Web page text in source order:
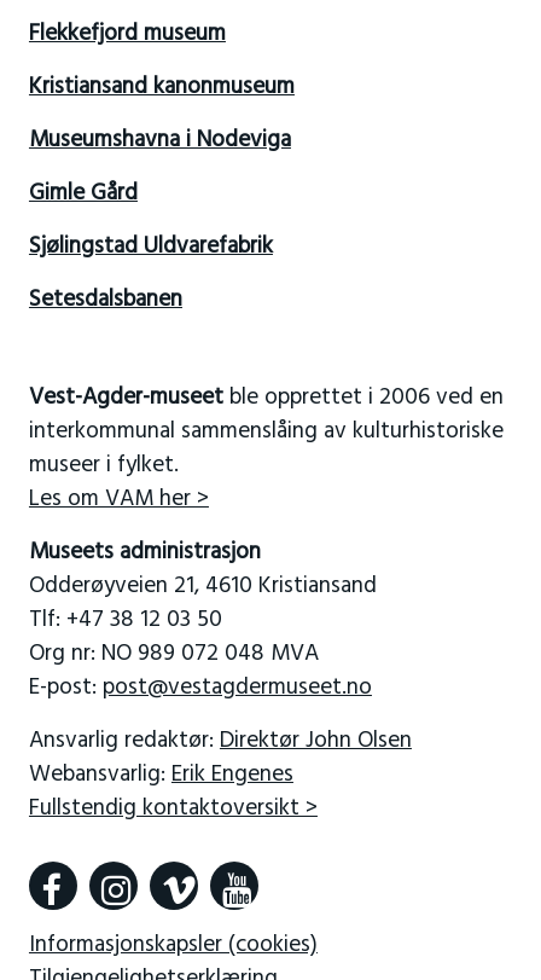
Flekkefjord museum
Kristiansand kanonmuseum
Museumshavna i Nodeviga
Gimle Gård
Sjølingstad Uldvarefabrik
Setesdalsbanen
Vest-Agder-museetble opprettet i 2006 ved en
interkommunal sammenslåing av kulturhistoriske
museer i fylket.
Les om VAM her >
Museets administrasjon
Odderøyveien 21, 4610 Kristiansand
Tlf: +47 38 12 03 50
Org nr: NO 989 072 048 MVA
E-post: post@vestagdermuseet.no
Ansvarlig redaktør: Direktør John Olsen
Webansvarlig: Erik Engenes
Fullstendig kontaktoversikt >
Informasjonskapsler (cookies)